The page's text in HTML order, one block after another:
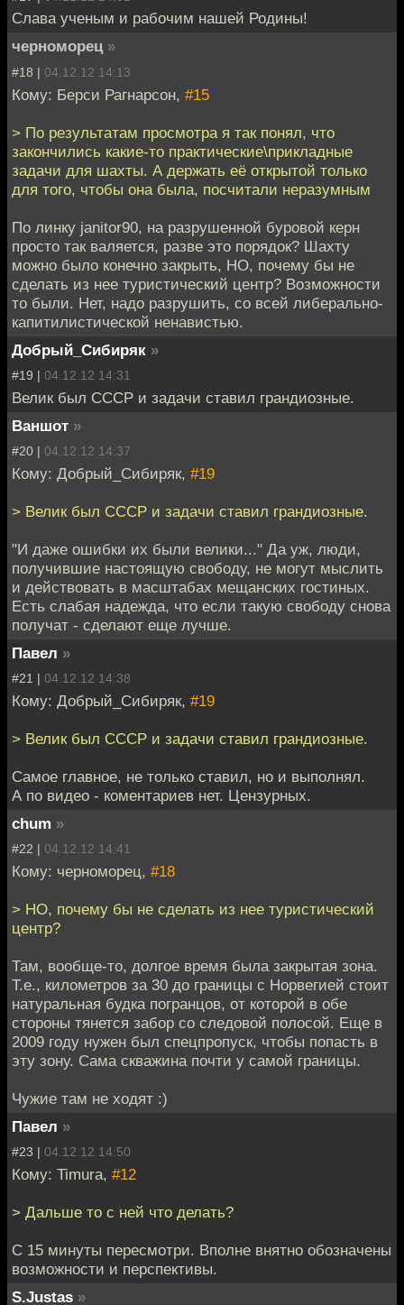
Слава ученым и рабочим нашей Родины!
черноморец »
#18 | 04.12.12 14:13
Кому: Берси Рагнарсон, #15
> По результатам просмотра я так понял, что
закончились какие-то практические\прикладные
задачи для шахты. А держать её открытой только
для того, чтобы она была, посчитали неразумным
По линку janitor90, на разрушенной буровой керн
просто так валяется, разве это порядок? Шахту
можно было конечно закрыть, НО, почему бы не
сделать из нее туристический центр? Возможности
то были. Нет, надо разрушить, со всей либерально-
капитилистической ненавистью.
Добрый_Сибиряк »
#19 | 04.12.12 14:31
Велик был СССР и задачи ставил грандиозные.
Ваншот »
#20 | 04.12.12 14:37
Кому: Добрый_Сибиряк, #19
> Велик был СССР и задачи ставил грандиозные.
"И даже ошибки их были велики..." Да уж, люди,
получившие настоящую свободу, не могут мыслить
и действовать в масштабах мещанских гостиных.
Есть слабая надежда, что если такую свободу снова
получат - сделают еще лучше.
Павел »
#21 | 04.12.12 14:38
Кому: Добрый_Сибиряк, #19
> Велик был СССР и задачи ставил грандиозные.
Самое главное, не только ставил, но и выполнял.
А по видео - коментариев нет. Цензурных.
chum »
#22 | 04.12.12 14:41
Кому: черноморец, #18
> НО, почему бы не сделать из нее туристический
центр?
Там, вообще-то, долгое время была закрытая зона.
Т.е., километров за 30 до границы с Норвегией стоит
натуральная будка погранцов, от которой в обе
стороны тянется забор со следовой полосой. Еще в
2009 году нужен был спецпропуск, чтобы попасть в
эту зону. Сама скважина почти у самой границы.
Чужие там не ходят :)
Павел »
#23 | 04.12.12 14:50
Кому: Timura, #12
> Дальше то с ней что делать?
С 15 минуты пересмотри. Вполне внятно обозначены
возможности и перспективы.
S.Justas »